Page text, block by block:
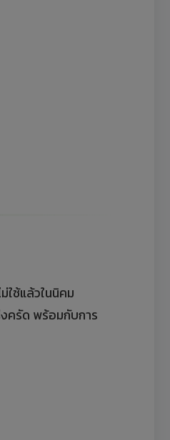
ใช้แล้วในนิคม
งครัด พร้อมกับการ